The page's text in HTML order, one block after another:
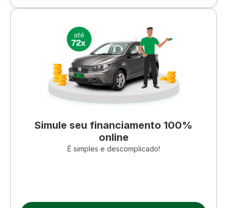
Simule seu financiamento 100%
online
É simples e descomplicado!